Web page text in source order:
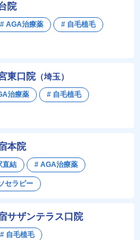
本院
直結 # AGA治療薬
セラピー
サザンテラス口院
# 自毛植毛
院
# AGA治療薬 # 自毛植毛
東口院（埼玉）
治療薬 # 自毛植毛